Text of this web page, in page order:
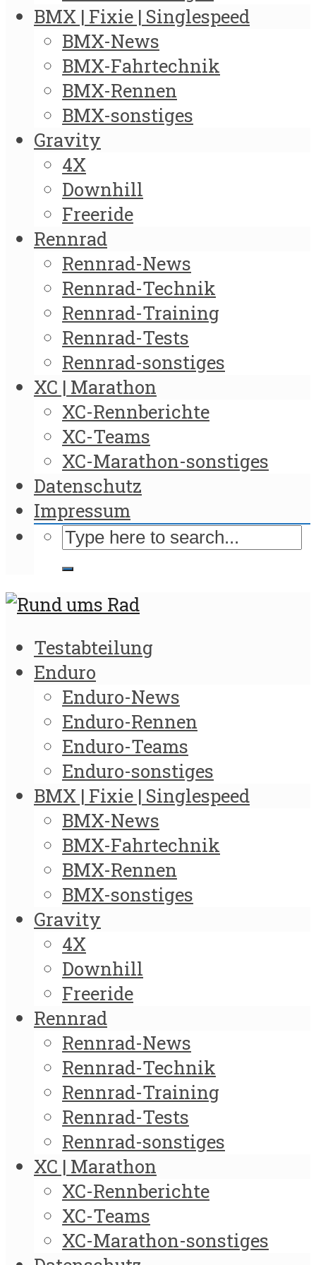
BMX | Fixie | Singlespeed
BMX-News
BMX-Fahrtechnik
BMX-Rennen
BMX-sonstiges
Gravity
4X
Downhill
Freeride
Rennrad
Rennrad-News
Rennrad-Technik
Rennrad-Training
Rennrad-Tests
Rennrad-sonstiges
XC | Marathon
XC-Rennberichte
XC-Teams
XC-Marathon-sonstiges
Datenschutz
Impressum
Testabteilung
Enduro
Enduro-News
Enduro-Rennen
Enduro-Teams
Enduro-sonstiges
BMX | Fixie | Singlespeed
BMX-News
BMX-Fahrtechnik
BMX-Rennen
BMX-sonstiges
Gravity
4X
Downhill
Freeride
Rennrad
Rennrad-News
Rennrad-Technik
Rennrad-Training
Rennrad-Tests
Rennrad-sonstiges
XC | Marathon
XC-Rennberichte
XC-Teams
XC-Marathon-sonstiges